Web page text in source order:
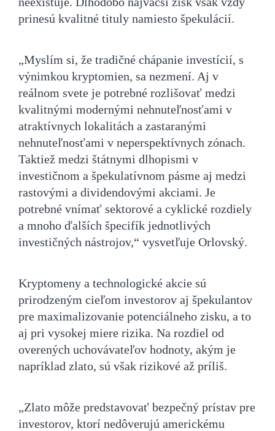
prinesú kvalitné tituly namiesto špekulácií.
„Myslím si, že tradičné chápanie investícií, s
výnimkou kryptomien, sa nezmení. Aj v
reálnom svete je potrebné rozlišovať medzi
kvalitnými modernými nehnuteľnosťami v
atraktívnych lokalitách a zastaranými
nehnuteľnosťami v neperspektívnych zónach.
Taktiež medzi štátnymi dlhopismi v
investičnom a špekulatívnom pásme aj medzi
rastovými a dividendovými akciami. Je
potrebné vnímať sektorové a cyklické rozdiely
a mnoho ďalších špecifík jednotlivých
investičných nástrojov,“ vysvetľuje Orlovský.
Kryptomeny a technologické akcie sú
prirodzeným cieľom investorov aj špekulantov
pre maximalizovanie potenciálneho zisku, a to
aj pri vysokej miere rizika. Na rozdiel od
overených uchovávateľov hodnoty, akým je
napríklad zlato, sú však rizikové až príliš.
„Zlato môže predstavovať bezpečný prístav pre
investorov, ktorí nedôverujú americkému